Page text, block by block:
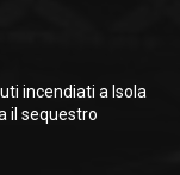
incendiati a Isola
il sequestro